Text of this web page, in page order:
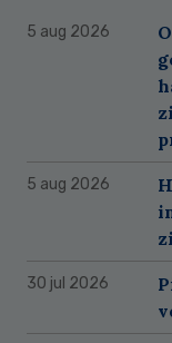
5 aug 2026
5 aug 2026
30 jul 2026